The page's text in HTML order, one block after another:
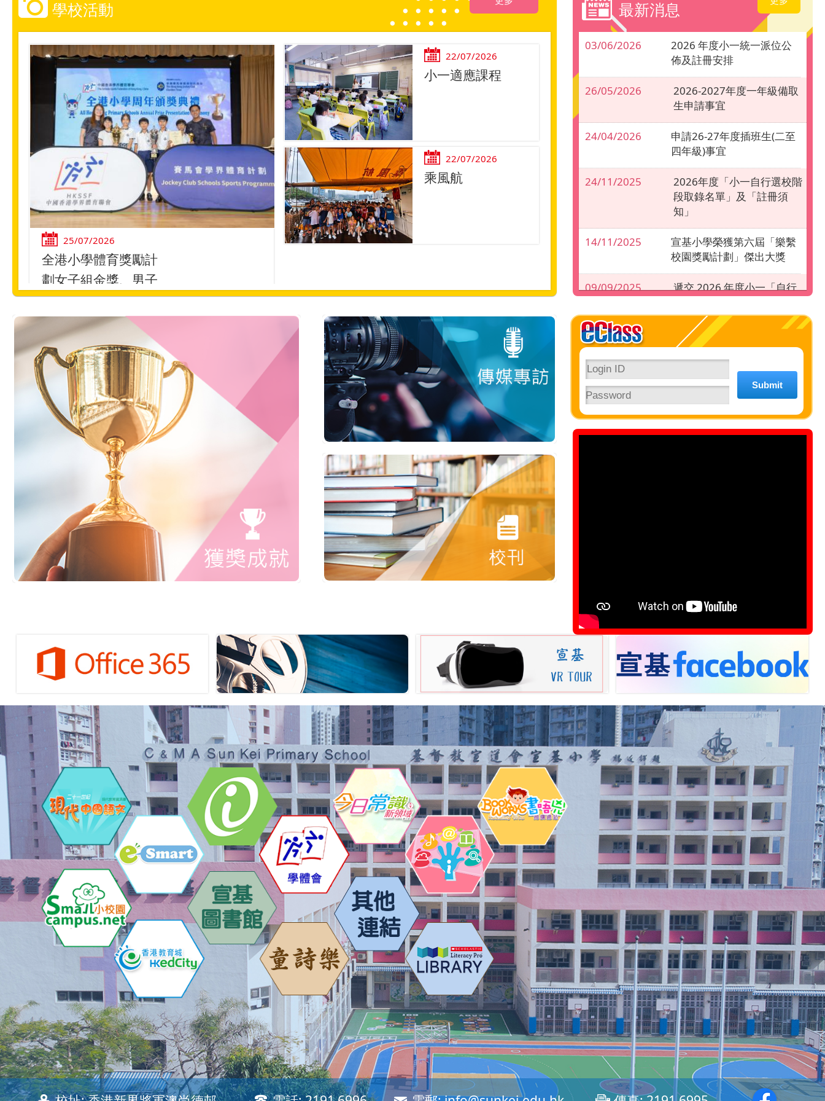
學校活動
25/07/2026
全港小學體育獎勵計
劃女子組金獎、男子
組銀獎
22/07/2026
小一適應課程
22/07/2026
乘風航
最新消息
03/06/2026
2026 年度小一統一派位公
佈及註冊安排
26/05/2026
2026-2027年度一年級備取
生申請事宜
24/04/2026
申請26-27年度插班生(二至
四年級)事宜
24/11/2025
2026年度「小一自行選校階
段取錄名單」及「註冊須
知」
14/11/2025
宣基小學榮獲第六屆「樂繫
校園獎勵計劃」傑出大獎
09/09/2025
遞交 2026 年度小一「自行